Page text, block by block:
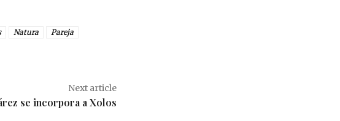
Natura
Pareja
Next article
se incorpora a Xolos